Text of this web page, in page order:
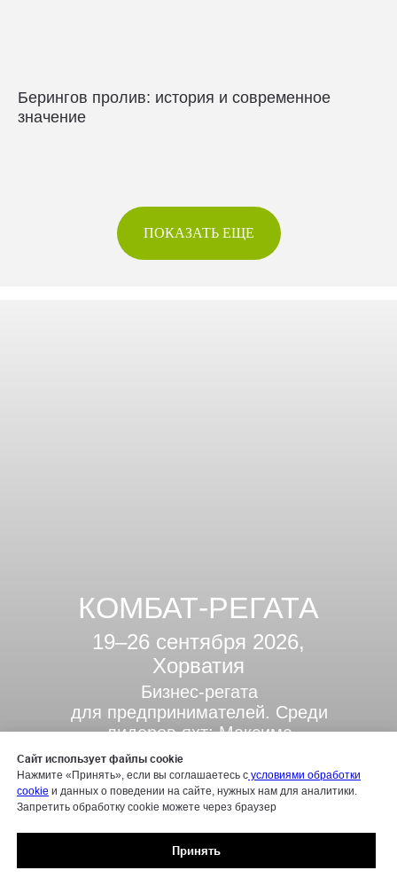
Берингов пролив: история и современное
значение
ПОКАЗАТЬ ЕЩЕ
КОМБАТ-РЕГАТА
19–26 сентября 2026,
Хорватия
Бизнес-регата
для предпринимателей. Среди
лидеров яхт: Максима
Батырев, Валерий Гут, Артём
Жданов и другие. Нас ждёт
много гонок и общения,
душевная атмосфера и
нетворкинг.
Готовы сразиться за
главный Кубок Комбат-
Сайт использует файлы cookie
Нажмите «Принять», если вы соглашаетесь с условиями обработки
cookie и данных о поведении на сайте, нужных нам для аналитики.
Запретить обработку cookie можете через браузер
Принять